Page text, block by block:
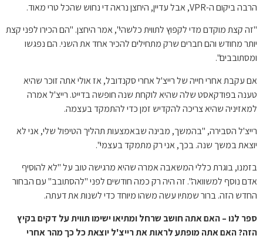
הרבה ביקום ה-VPR, אבל עדיין, היחצן נראה די נחוש שהכל טרי מאוד.
"זה קצת מוקדם מדי לקפוץ לתווית כלשהי", אמר היחצן. "הם הכירו לפני קצת
יותר מחודש והם חברים שרק מתחילים להכיר אחד את השני. הם נפגשו
ומסתובבים".
אם עקבת אחרי חייה של רייצ'ל אחרי סקנדובל, אז אולי אתה זוכר שהיא
טענה בפודקאסט שלה שהיא לוקחת שנה חופשה בדייט. רייצ'ל אמרה
למאזיניה שהיא צריכה להקדיש זמן כדי להתמקד בעצמה.
רייצ'ל הסבירה, "בהמשך, מבינה שבאמצעות תהליך הטיפול שלי, אני לא
יוצאת במשך שנה. בכך, אני רק מתמקד בעצמי".
בזמנו, בוגרת כללי המשאבה אמרה שהיא מרגישה טוב על "לא להוסיף
אדם נוסף למשוואה". זה היה רק ​​כמה חודשים לפני "להסתובב" עם הבחור
החדש הזה. ברור שמתיו עשה משהו מיוחד כדי לשנות את דעתה.
ספר לנו – האם אתה חושב שרחל ומתיאו ישימו תווית על דקים בקיץ
הזה? האם אתה מופתע לראות את רייצ'ל יוצאת כל כך מהר אחרי